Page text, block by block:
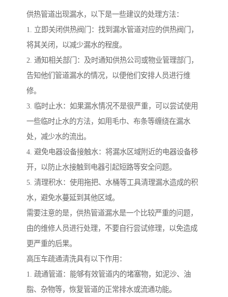
供热管道出现漏水，以下是一些建议的处理方法：
1. 立即关闭供热阀门：找到漏水管道对应的供热阀门，
将其关闭，以减少漏水的程度。
2. 通知相关部门：及时通知供热公司或物业管理部门，
告知他们管道漏水的情况，以便他们安排人员进行维
修。
3. 临时止水：如果漏水情况不是很严重，可以尝试使用
一些临时止水的方法，如用毛巾、布条等缠绕在漏水
处，减少水的流出。
4. 避免电器设备接触水：将漏水区域附近的电器设备移
开，以防止水接触到电器引起短路等安全问题。
5. 清理积水：使用拖把、水桶等工具清理漏水造成的积
水，避免水蔓延到其他区域。
需要注意的是，供热管道漏水是一个比较严重的问题，
由的维修人员进行处理，不要自行尝试修理，以免造成
更严重的后果。
高压车疏通清洗具有以下作用：
1. 疏通管道：能够有效管道内的堵塞物，如泥沙、油
脂、杂物等，恢复管道的正常排水或流通功能。